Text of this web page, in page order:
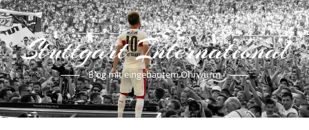
Stuttgart International
Blog mit eingebautem Ohrwurm